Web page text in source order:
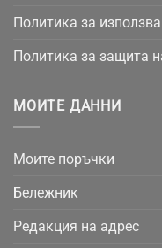
Политика за
Политика за защита
МОИТЕ ДАННИ
Моите поръчки
Бележник
Редакция на адрес